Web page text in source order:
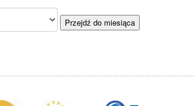
Przejdź do miesiąca